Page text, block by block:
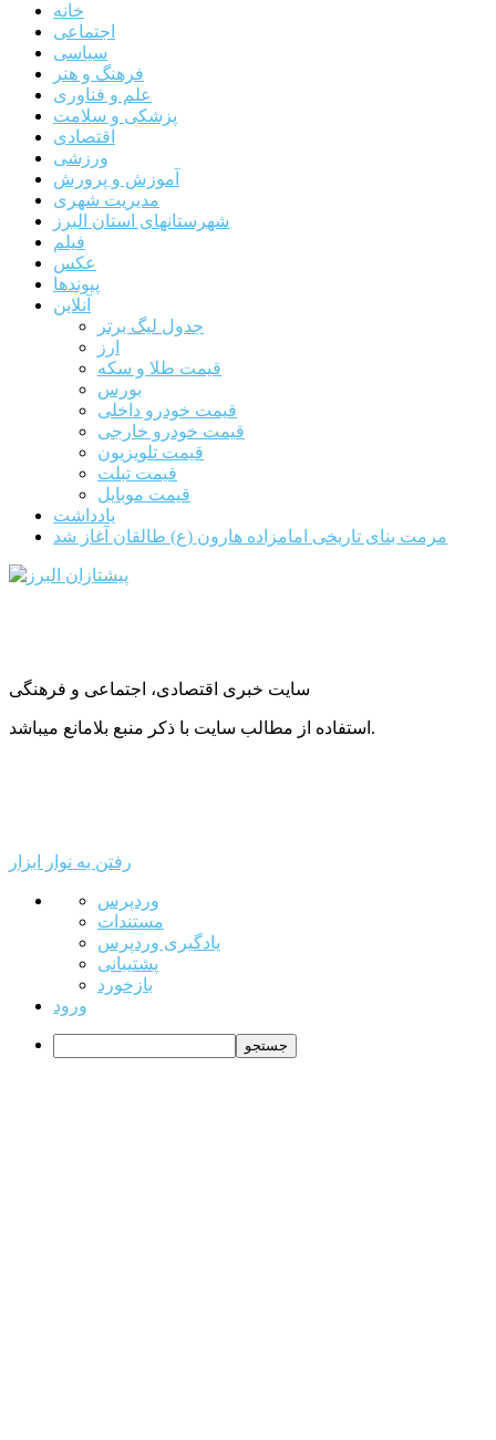
خانه
اجتماعی
سیاسی
فرهنگ و هنر
علم و فناوری
پزشکی و سلامت
اقتصادی
ورزشی
آموزش و پرورش
مدیریت شهری
شهرستانهای استان البرز
فیلم
عکس
پیوندها
آنلاین
جدول لیگ برتر
ارز
قیمت طلا و سکه
بورس
قیمت خودرو داخلی
قیمت خودرو خارجی
قیمت تلویزیون
قیمت تبلت
قیمت موبایل
یادداشت
مرمت بنای تاریخی امامزاده هارون (ع) طالقان آغاز شد
سایت خبری اقتصادی، اجتماعی و فرهنگی
استفاده از مطالب سایت با ذکر منبع بلامانع میباشد.
رفتن به نوار ابزار
درباره
وردپرس
وردپرس
مستندات
یادگیری وردپرس
پشتیبانی
بازخورد
ورود
جستجو